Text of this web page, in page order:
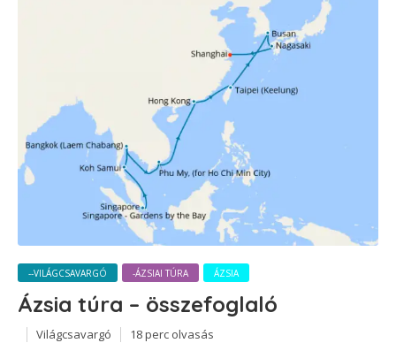
--VILÁGCSAVARGÓ -ÁZSIAI TÚRA ÁZSIA
Ázsia túra – összefoglaló
Világcsavargó 18 perc olvasás